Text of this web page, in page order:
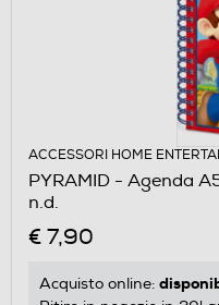
ACCESSORI HOME
PYRAMID - Agenda
n.d.
€ 7,90
Acquisto online: